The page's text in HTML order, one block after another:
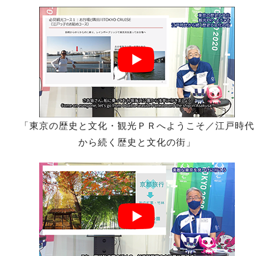
「東京の歴史と文化・観光ＰＲへようこそ／江戸時代
から続く歴史と文化の街」